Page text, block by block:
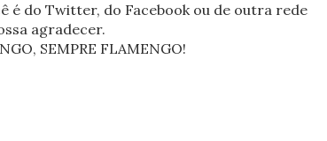
é do Twitter, do Facebook ou de outra rede
agradecer.
SEMPRE FLAMENGO!